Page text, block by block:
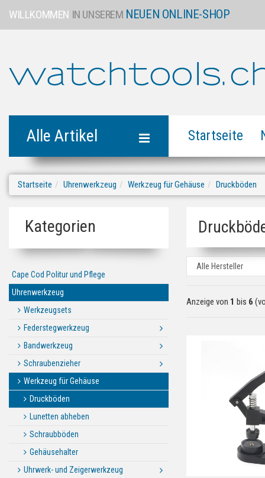
WILLKOMMEN IN UNSEREM NEUEN ONLINE-SHOP
Alle Artikel Startseite
Startseite Uhrenwerkzeug Werkzeug für Gehäuse Druckböden
Kategorien
Cape Cod Politur und Pflege
Uhrenwerkzeug
Werkzeugsets
Federstegwerkzeug
Bandwerkzeug
Schraubenzieher
Werkzeug für Gehäuse
Druckböden
Lunetten abheben
Schraubböden
Gehäusehalter
Uhrwerk- und Zeigerwerkzeug
Anzeige von 1 bis 6